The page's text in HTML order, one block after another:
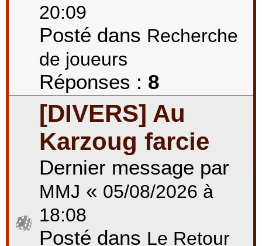
20:09
Posté dans Recherche
de joueurs
Réponses : 8
[DIVERS] Au
Karzoug farcie
Dernier message par
MMJ « 05/08/2026 à
18:08
Posté dans Le Retour